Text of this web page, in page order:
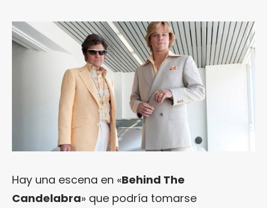
Hay una escena en «Behind The
Candelabra» que podría tomarse